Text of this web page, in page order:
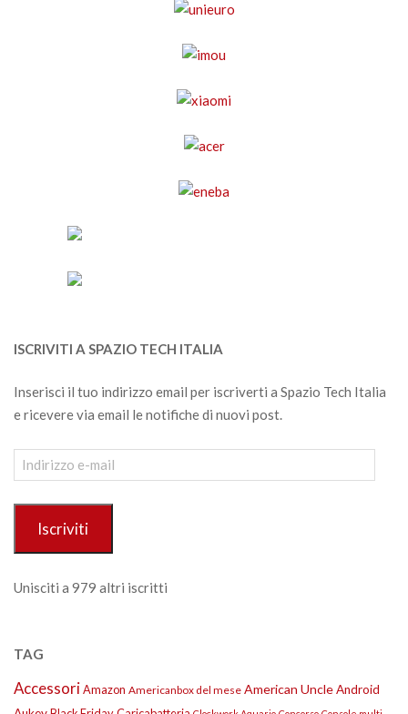
ISCRIVITI A SPAZIO TECH ITALIA
Inserisci il tuo indirizzo email per iscriverti a Spazio Tech Italia
e ricevere via email le notifiche di nuovi post.
Indirizzo
e-
Iscriviti
Unisciti a 979 altri iscritti
TAG
AccessoriAmazon Americanbox del mese American UncleAndroid